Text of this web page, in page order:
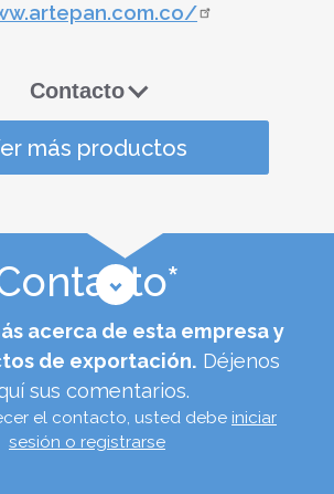
acerca de esta empresa y
el contacto, usted debe